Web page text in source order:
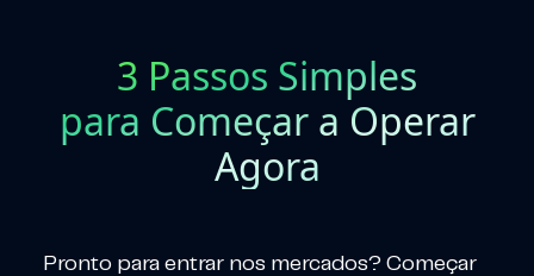
3 Passos Simples
para Começar a Operar
Agora
Pronto para entrar nos mercados? Começar